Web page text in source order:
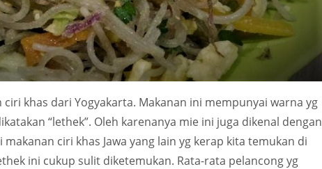
ciri khas dari Yogyakarta. Makanan ini mempunyai warna yg
“lethek”. Oleh karenanya mie ini juga dikenal dengan
ciri khas Jawa yang lain yg kerap kita temukan di
ini cukup sulit diketemukan. Rata-rata pelancong yg